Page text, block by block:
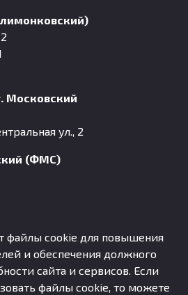
Московский
ул., 2
(ФМС)
файлы cookie для повышения
и обеспечения должного
сайта и сервисов. Если
файлы cookie, то можете